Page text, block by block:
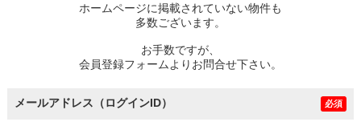
ホームページに掲載されていない物件も
多数ございます。
お手数ですが、
会員登録フォームよりお問合せ下さい。
メールアドレス（ログインID） 必須